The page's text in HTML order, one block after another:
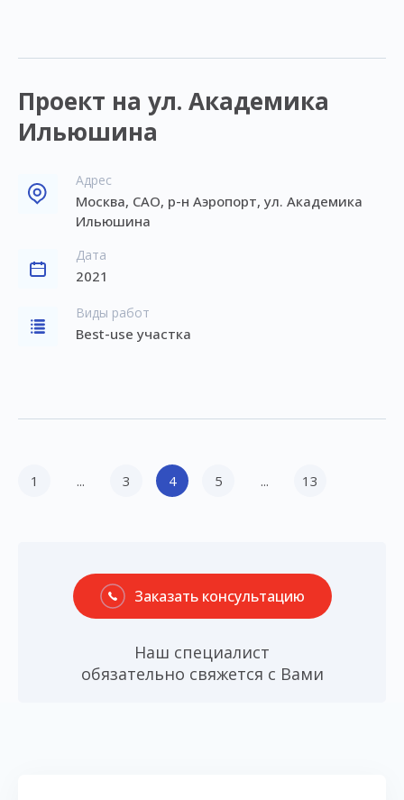
Проект на ул. Академика
Ильюшина
Адрес
Москва, САО, р-н Аэропорт, ул. Академика
Ильюшина
Дата
2021
Виды работ
Best-use участка
1 ... 3 4 5 ... 13
Заказать консультацию
Наш специалист
обязательно свяжется с Вами